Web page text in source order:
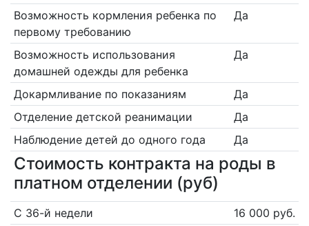
Возможность кормления ребенка по
первому требованию
Да
Возможность использования
домашней одежды для ребенка
Да
Докармливание по показаниям
Да
Отделение детской реанимации
Да
Наблюдение детей до одного года
Да
Стоимость контракта на роды в
платном отделении (руб)
С 36-й недели 16 000 руб.